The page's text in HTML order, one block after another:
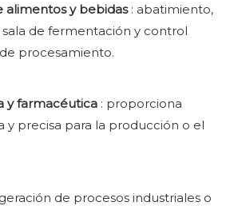
alimentos y bebidas : abatimiento,
de fermentación y control
procesamiento.
y farmacéutica : proporciona
y precisa para la producción o el
de procesos industriales o